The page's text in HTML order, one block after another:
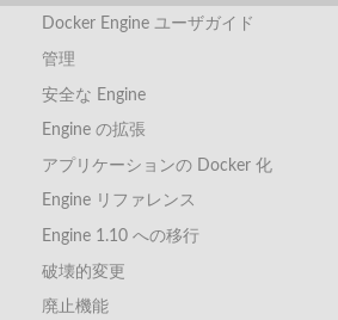
Docker Engine ユーザガイド
管理
安全な Engine
Engine の拡張
アプリケーションの Docker 化
Engine リファレンス
Engine 1.10 への移行
破壊的変更
廃止機能